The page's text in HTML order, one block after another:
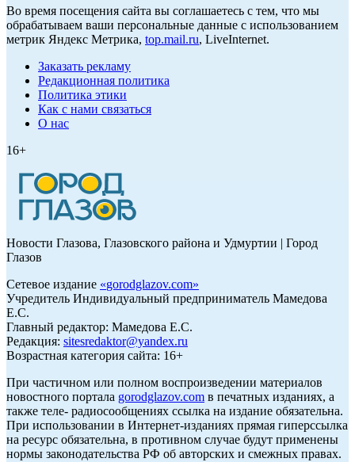
Во время посещения сайта вы соглашаетесь с тем, что мы
обрабатываем ваши персональные данные с использованием
метрик Яндекс Метрика, top.mail.ru, LiveInternet.
Заказать рекламу
Редакционная политика
Политика этики
Как с нами связаться
О нас
16+
Новости Глазова, Глазовского района и Удмуртии | Город
Глазов
Сетевое издание «gorodglazov.com»
Учредитель Индивидуальный предприниматель Мамедова
Е.С.
Главный редактор: Мамедова Е.С.
Редакция: sitesredaktor@yandex.ru
Возрастная категория сайта: 16+
При частичном или полном воспроизведении материалов
новостного портала gorodglazov.com в печатных изданиях, а
также теле- радиосообщениях ссылка на издание обязательна.
При использовании в Интернет-изданиях прямая гиперссылка
на ресурс обязательна, в противном случае будут применены
нормы законодательства РФ об авторских и смежных правах.